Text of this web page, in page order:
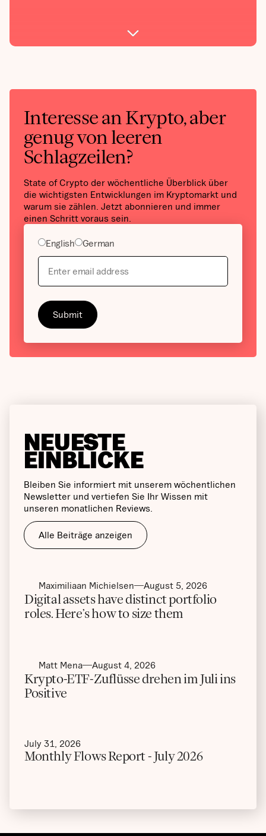
Interesse an Krypto, aber
genug von leeren
Schlagzeilen?
State of Crypto der wöchentliche Überblick über
die wichtigsten Entwicklungen im Kryptomarkt und
warum sie zählen. Jetzt abonnieren und immer
einen Schritt voraus sein.
English German
NEUESTE
EINBLICKE
Bleiben Sie informiert mit unserem wöchentlichen
Newsletter und vertiefen Sie Ihr Wissen mit
unseren monatlichen Reviews.
Alle Beiträge anzeigen
Maximiliaan Michielsen August 5, 2026
Digital assets have distinct portfolio
roles. Here’s how to size them
Matt Mena August 4, 2026
Krypto-ETF-Zuflüsse drehen im Juli ins
Positive
July 31, 2026
Monthly Flows Report - July 2026